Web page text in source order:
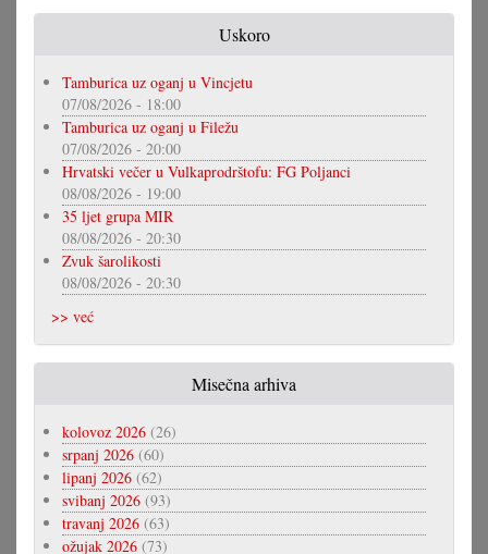
Uskoro
Tamburica uz oganj u Vincjetu
07/08/2026 - 18:00
Tamburica uz oganj u Filežu
07/08/2026 - 20:00
Hrvatski večer u Vulkaprodrštofu: FG Poljanci
08/08/2026 - 19:00
35 ljet grupa MIR
08/08/2026 - 20:30
Zvuk šarolikosti
08/08/2026 - 20:30
>> već
Misečna arhiva
kolovoz 2026 (26)
srpanj 2026 (60)
lipanj 2026 (62)
svibanj 2026 (93)
travanj 2026 (63)
ožujak 2026 (73)